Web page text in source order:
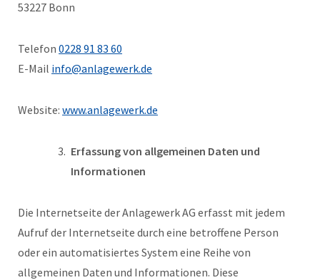
53227 Bonn
Telefon 0228 91 83 60
E-Mail info@anlagewerk.de
Website: www.anlagewerk.de
Erfassung von allgemeinen Daten und
Informationen
Die Internetseite der Anlagewerk AG erfasst mit jedem
Aufruf der Internetseite durch eine betroffene Person
oder ein automatisiertes System eine Reihe von
allgemeinen Daten und Informationen. Diese